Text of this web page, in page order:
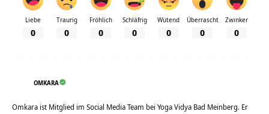
Liebe
0
Traurig
0
Fröhlich
0
Schläfrig
0
Wütend
0
Überrascht
0
Zwinker
0
OMKARA
Omkara ist Mitglied im Social Media Team bei Yoga Vidya Bad Meinberg. Er